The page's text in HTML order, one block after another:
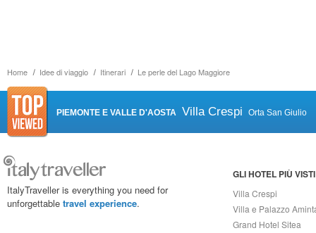
Home Idee di viaggio Itinerari Le perle del Lago Maggiore
PIEMONTE E VALLE D'AOSTA Villa Crespi Orta San Giulio
ItalyTraveller is everything you need for
unforgettable travel experience.
GLI HOTEL PIÙ VISTI
Villa Crespi
Villa e Palazzo
Grand Hotel Sitea